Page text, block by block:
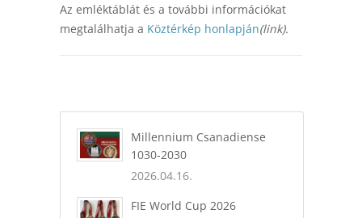
Az emléktáblát és a további információkat
megtalálhatja a Köztérkép honlapján(link).
Millennium Csanadiense
1030-2030
2026.04.16.
FIE World Cup 2026